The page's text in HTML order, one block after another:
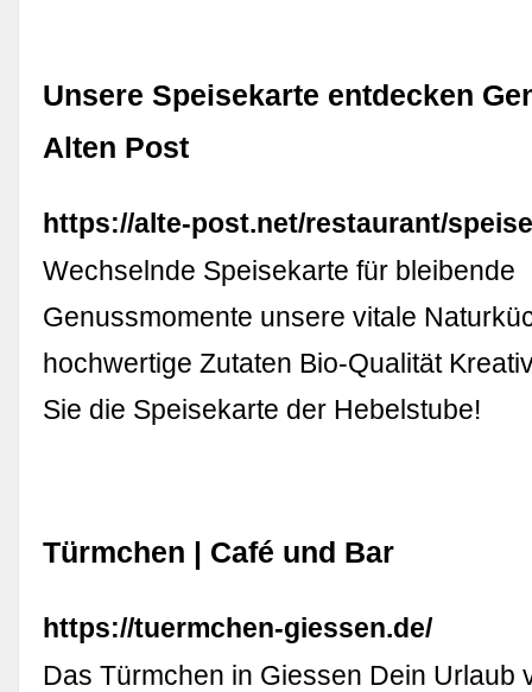
Unsere Speisekarte entdecken
Alten Post
https://alte-post.net/restaurant/
Wechselnde Speisekarte für bleibende
Genussmomente unsere vitale
hochwertige Zutaten Bio-Qualität
Sie die Speisekarte der Hebelstube!
Türmchen | Café und Bar
https://tuermchen-giessen.de/
Das Türmchen in Giessen Dein Urlaub